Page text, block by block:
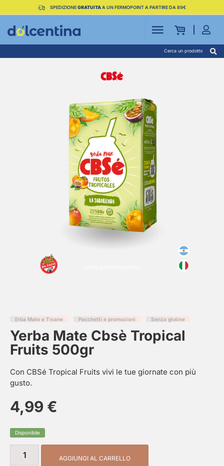
SPEDIZIONEGRATUITAA UN FERMOPOINT A PARTIRE DA 89€
Cerca un prodotto
Erba Mate e Tisane Pacchetti e promozioni Senza glutine
Yerba Mate Cbsè Tropical
Fruits 500gr
Con CBSé Tropical Fruits vivi le tue giornate con più
gusto.
4,99 €
Disponibile
AGGIUNGI AL CARRELLO